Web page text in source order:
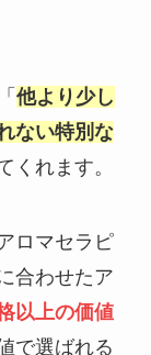
他より少し
ない特別な
くれます。
ロマセラピ
合わせたア
以上の価値
で選ばれる